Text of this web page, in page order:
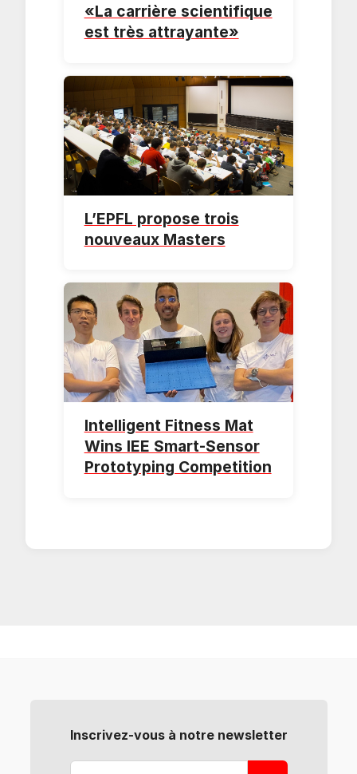
«La carrière scientifique
est très attrayante»
L’EPFL propose trois
nouveaux Masters
Intelligent Fitness Mat
Wins IEE Smart-Sensor
Prototyping Competition
Inscrivez-vous à notre newsletter